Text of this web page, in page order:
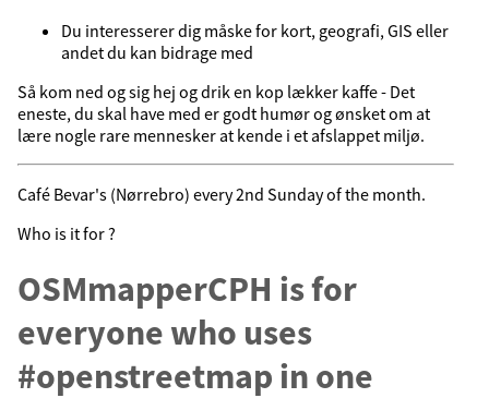
Du interesserer dig måske for kort, geografi, GIS eller
andet du kan bidrage med
Så kom ned og sig hej og drik en kop lækker kaffe - Det
eneste, du skal have med er godt humør og ønsket om at
lære nogle rare mennesker at kende i et afslappet miljø.
Café Bevar's (Nørrebro) every 2nd Sunday of the month.
Who is it for ?
OSMmapperCPH is for
everyone who uses
#openstreetmap in one